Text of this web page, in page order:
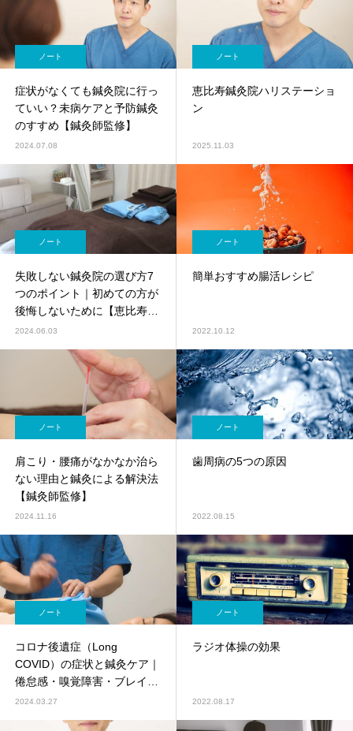
ノート
症状がなくても鍼灸院に行っ
ていい？未病ケアと予防鍼灸
のすすめ【鍼灸師監修】
2024.07.08
ノート
恵比寿鍼灸院ハリステーショ
ン
2025.11.03
ノート
失敗しない鍼灸院の選び方7
つのポイント｜初めての方が
後悔しないために【恵比寿鍼
灸院】
2024.06.03
ノート
簡単おすすめ腸活レシピ
2022.10.12
ノート
肩こり・腰痛がなかなか治ら
ない理由と鍼灸による解決法
【鍼灸師監修】
2024.11.16
ノート
歯周病の5つの原因
2022.08.15
ノート
コロナ後遺症（Long
COVID）の症状と鍼灸ケア｜
倦怠感・嗅覚障害・ブレイン
フォグを東洋医学で整える
2024.03.27
ノート
ラジオ体操の効果
2022.08.17